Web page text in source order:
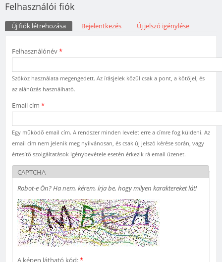
Felhasználói fiók
Elsődleges fülek
Új fiók létrehozása (aktív fül)Bejelentkezés Új jelszó igénylése
Felhasználónév*
Szóköz használata megengedett. Az írásjelek közül csak a pont, a kötőjel, és
az aláhúzás használható.
Email cím *
Egy működő email cím. A rendszer minden levelet erre a címre fog küldeni. Az
email cím nem jelenik meg nyilvánosan, és csak új jelszó kérése során, vagy
értesítő szolgáltatások igénybevétele esetén érkezik rá email üzenet.
CAPTCHA
Robot-e Ön? Ha nem, kérem, írja be, hogy milyen karaktereket lát!
A képen látható kód:*